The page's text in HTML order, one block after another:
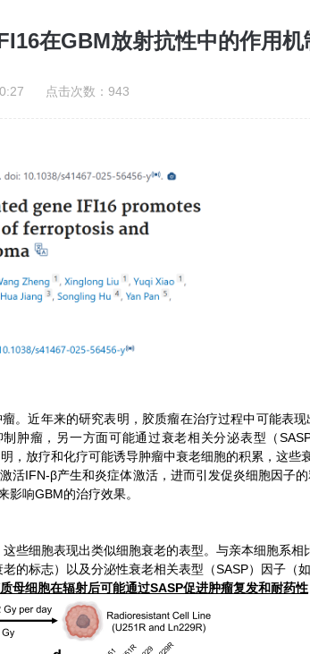
在GBM放射抗性中的作用机
点击次数：943
。近年来的研究表明，胶质瘤在治疗过程中可能表
肿瘤，另一方面可能通过衰老相关分泌表型（
，放疗和化疗可能诱导肿瘤中衰老细胞的积累，这些
活IFN-β产生和炎症体激活，进而引发促炎细胞因子
影响GBM的治疗效果。
这些细胞表现出类似细胞衰老的表型。与亲本细胞系
的标志）以及分泌性衰老相关表型（SASP）因子（
母细胞在辐射后可能通过SASP促进肿瘤复发和耐药性